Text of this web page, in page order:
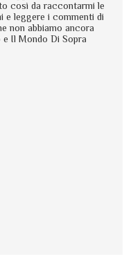
così da raccontarmi le
e leggere i commenti di
non abbiamo ancora
Il Mondo Di Sopra